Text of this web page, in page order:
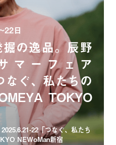
日
の逸品。辰野
マーフェア
なぐ、私たちの
TOKYO
22「つなぐ、私たち
NEWoMan新宿